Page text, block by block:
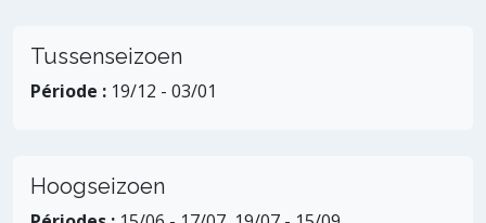
Tussenseizoen
Période : 19/12 - 03/01
Hoogseizoen